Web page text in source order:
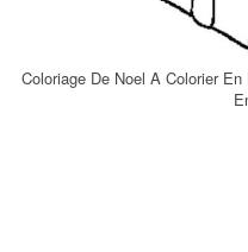
Coloriage De Noel A Colorier